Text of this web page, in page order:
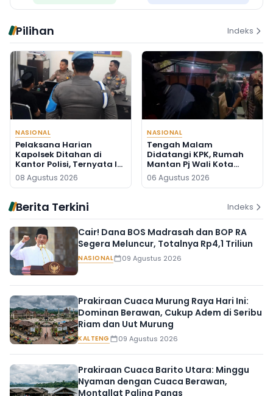
Pilihan Indeks
NASIONAL
Pelaksana Harian
Kapolsek Ditahan di
Kantor Polisi, Ternyata Ini
Penyebabnya
08 Agustus 2026
NASIONAL
Tengah Malam
Didatangi KPK, Rumah
Mantan Pj Wali Kota
Digeledah, Empat Koper
Dibawa
06 Agustus 2026
Berita Terkini Indeks
Cair! Dana BOS Madrasah dan BOP RA
Segera Meluncur, Totalnya Rp4,1 Triliun
NASIONAL 09 Agustus 2026
Prakiraan Cuaca Murung Raya Hari Ini:
Dominan Berawan, Cukup Adem di Seribu
Riam dan Uut Murung
KALTENG 09 Agustus 2026
Prakiraan Cuaca Barito Utara: Minggu
Nyaman dengan Cuaca Berawan,
Montallat Paling Panas